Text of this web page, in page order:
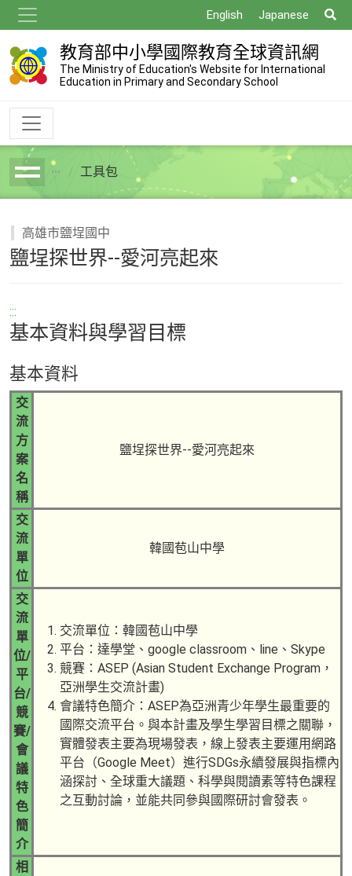
到
主
要
內
English Japanese
尋
教育部中小學國際教育全球資訊網
The Ministry of Education's Website for International
Education in Primary and Secondary School
breadcrumb工具包
高雄市鹽埕國中
鹽埕探世界--愛河亮起來
:::
基本資料與學習目標
基本資料
交
流
方
案
名
稱
鹽埕探世界--愛河亮起來
交
流
單
位
韓國苞山中學
交
流
單
位/
平
台/
競
賽/
會
議
特
色
簡
介
交流單位：韓國苞山中學
平台：達學堂、google classroom、line、Skype
競賽：ASEP (Asian Student Exchange Program，
亞洲學生交流計畫)
會議特色簡介：ASEP為亞洲青少年學生最重要的
國際交流平台。與本計畫及學生學習目標之關聯，
實體發表主要為現場發表，線上發表主要運用網路
平台（Google Meet）進行SDGs永續發展與指標內
涵探討、全球重大議題、科學與閱讀素等特色課程
之互動討論，並能共同參與國際研討會發表。
相